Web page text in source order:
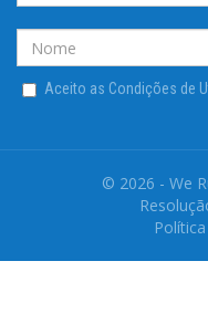
Aceito as Condições de
© 2026 - We